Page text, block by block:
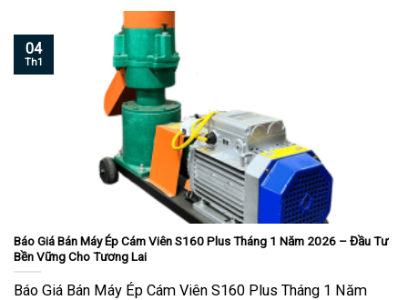
Báo Giá Bán Máy Ép Cám Viên S160 Plus Tháng 1 Năm 2026 – Đầu Tư
Bền Vững Cho Tương Lai
Báo Giá Bán Máy Ép Cám Viên S160 Plus Tháng 1 Năm
04
Th1